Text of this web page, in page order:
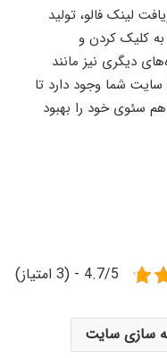
لینک فالو، تولید
کلیک کردن و
دیگری نیز مانند
شما وجود دارد تا
سئوی خود را بهبود
4.7/5 - (3 امتیاز)
سازی سایت